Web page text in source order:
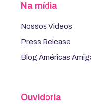
Na mídia
Nossos Videos
Press Release
Blog Américas
Ouvidoria